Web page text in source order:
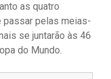
as quatro
pelas meias-
se juntarão às 46
do Mundo.